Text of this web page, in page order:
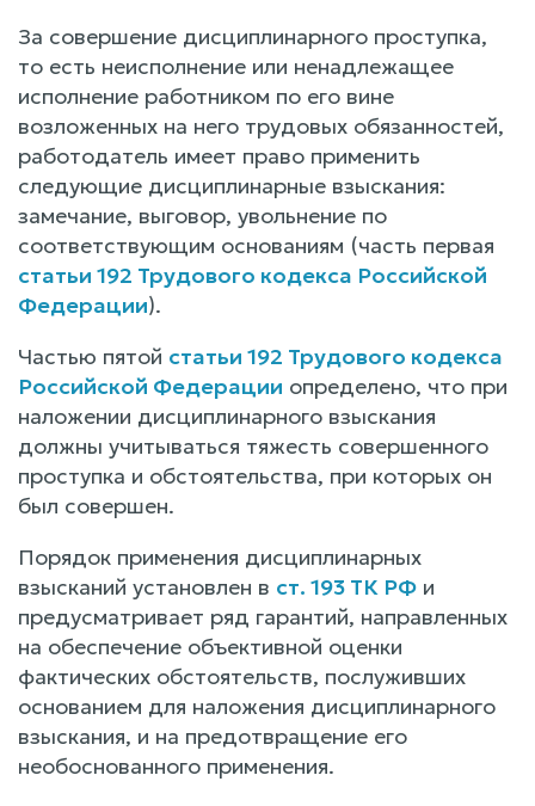
За совершение дисциплинарного проступка,
то есть неисполнение или ненадлежащее
исполнение работником по его вине
возложенных на него трудовых обязанностей,
работодатель имеет право применить
следующие дисциплинарные взыскания:
замечание, выговор, увольнение по
соответствующим основаниям (часть первая
статьи 192 Трудового кодекса Российской
Федерации).
Частью пятой статьи 192 Трудового кодекса
Российской Федерации определено, что при
наложении дисциплинарного взыскания
должны учитываться тяжесть совершенного
проступка и обстоятельства, при которых он
был совершен.
Порядок применения дисциплинарных
взысканий установлен в ст. 193 ТК РФ и
предусматривает ряд гарантий, направленных
на обеспечение объективной оценки
фактических обстоятельств, послуживших
основанием для наложения дисциплинарного
взыскания, и на предотвращение его
необоснованного применения.